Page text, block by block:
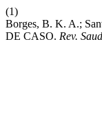
(1)
Borges, B. K. A.;
DE CASO. Rev.